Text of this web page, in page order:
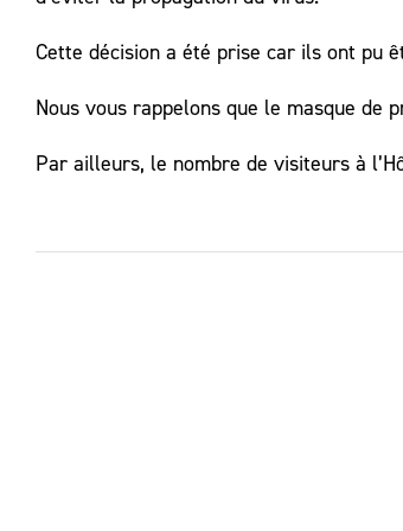
Cette décision a été prise car ils ont pu
Nous vous rappelons que le masque de
Par ailleurs, le nombre de visiteurs à